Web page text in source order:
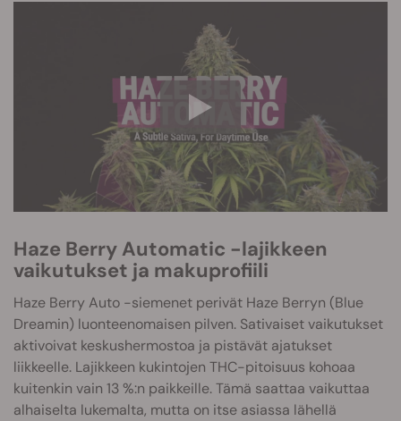
Haze Berry Automatic -lajikkeen
vaikutukset ja makuprofiili
Haze Berry Auto -siemenet perivät Haze Berryn (Blue
Dreamin) luonteenomaisen pilven. Sativaiset vaikutukset
aktivoivat keskushermostoa ja pistävät ajatukset
liikkeelle. Lajikkeen kukintojen THC-pitoisuus kohoaa
kuitenkin vain 13 %:n paikkeille. Tämä saattaa vaikuttaa
alhaiselta lukemalta, mutta on itse asiassa lähellä